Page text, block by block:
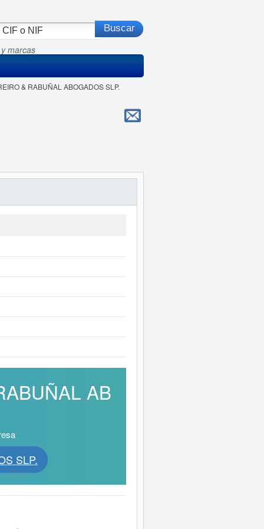
marcas
& RABUÑAL ABOGADOS SLP.
AB
SLP.